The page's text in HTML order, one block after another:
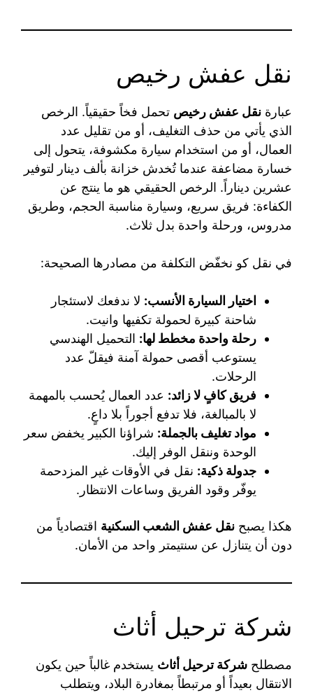
نقل عفش رخيص
عبارة نقل عفش رخيص تحمل فخاً حقيقياً. الرخص
الذي يأتي من حذف التغليف، أو من تقليل عدد
العمال، أو من استخدام سيارة مكشوفة، يتحول إلى
خسارة مضاعفة عندما تُخدش خزانة بألف دينار لتوفير
عشرين ديناراً. الرخص الحقيقي هو ما ينتج عن
الكفاءة: فريق سريع، وسيارة مناسبة الحجم، وطريق
مدروس، ورحلة واحدة بدل ثلاث.
في نقل كو نخفّض التكلفة من مصادرها الصحيحة:
اختيار السيارة الأنسب: لا ندفعك لاستئجار
شاحنة كبيرة لحمولة تكفيها وانيت.
رحلة واحدة مخطط لها: التحميل الهندسي
يستوعب أقصى حمولة آمنة فيقلّ عدد
الرحلات.
فريق كافٍ لا زائد: عدد العمال يُحسب بالمهمة
لا بالمبالغة، فلا تدفع أجوراً بلا داعٍ.
مواد تغليف بالجملة: شراؤنا الكبير يخفض سعر
الوحدة وننقل الوفر إليك.
جدولة ذكية: نقل في الأوقات غير المزدحمة
يوفّر وقود الفريق وساعات الانتظار.
هكذا يصبح نقل عفش الشعب السكنية اقتصادياً من
دون أن يتنازل عن سنتيمتر واحد من الأمان.
شركة ترحيل أثاث
مصطلح شركة ترحيل أثاث يستخدم غالباً حين يكون
الانتقال بعيداً أو مرتبطاً بمغادرة البلاد، ويتطلب